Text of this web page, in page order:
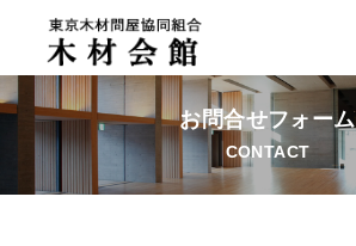
お問合せフォーム
CONTACT